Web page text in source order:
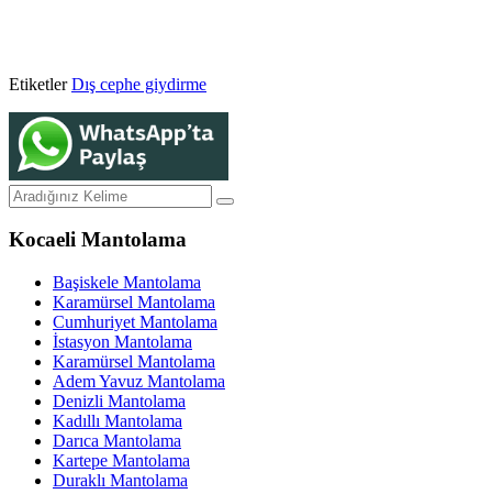
Etiketler Dış cephe giydirme
Kocaeli Mantolama
Başiskele Mantolama
Karamürsel Mantolama
Cumhuriyet Mantolama
İstasyon Mantolama
Karamürsel Mantolama
Adem Yavuz Mantolama
Denizli Mantolama
Kadıllı Mantolama
Darıca Mantolama
Kartepe Mantolama
Duraklı Mantolama